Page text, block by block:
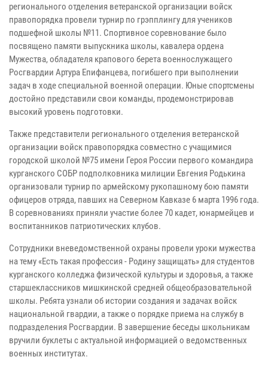
регионального отделения ветеранской организации войск
правопорядка провели турнир по грэпплингу для учеников
подшефной школы №11. Спортивное соревнование было
посвящено памяти выпускника школы, кавалера ордена
Мужества, обладателя крапового берета военнослужащего
Росгвардии Артура Епифанцева, погибшего при выполнении
задач в ходе специальной военной операции. Юные спортсмены
достойно представили свои команды, продемонстрировав
высокий уровень подготовки.
Также представители регионального отделения ветеранской
организации войск правопорядка совместно с учащимися
городской школой №75 имени Героя России первого командира
курганского СОБР подполковника милиции Евгения Родькина
организовали турнир по армейскому рукопашному бою памяти
офицеров отряда, павших на Северном Кавказе 6 марта 1996 года.
В соревнованиях приняли участие более 70 кадет, юнармейцев и
воспитанников патриотических клубов.
Сотрудники вневедомственной охраны провели уроки мужества
на тему «Есть такая профессия - Родину защищать» для студентов
курганского колледжа физической культуры и здоровья, а также
старшеклассников мишкинской средней общеобразовательной
школы. Ребята узнали об истории создания и задачах войск
национальной гвардии, а также о порядке приема на службу в
подразделения Росгвардии. В завершение беседы школьникам
вручили буклеты с актуальной информацией о ведомственных
военных институтах.